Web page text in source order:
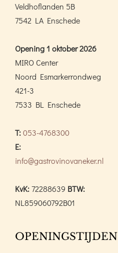
Veldhoflanden 5B
7542 LA Enschede
Opening 1 oktober 2026
MIRO Center
Noord Esmarkerrondweg
421-3
7533 BL Enschede
T:053-4768300
E:
info@gastrovinovaneker.nl
KvK:72288639 BTW:
NL859060792B01
OPENINGSTIJDEN